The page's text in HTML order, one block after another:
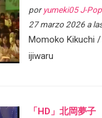
por yumeki05 J-
27 marzo 2026 a
Momoko Kikuchi
ijiwaru
「HD」北岡夢